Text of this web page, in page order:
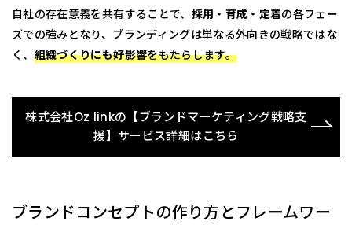
自社の存在意義を共有することで、 採用・育成・定着の各フェー
ズでの強みとなり、ブランディングは単なる外向きの戦略ではな
く、 組織づくりにも好影響をもたらします。
株式会社Oz linkの【ブランドマーケティング戦略支
援】サービス詳細はこちら
ブランドコンセプトの作り方とフレームワー